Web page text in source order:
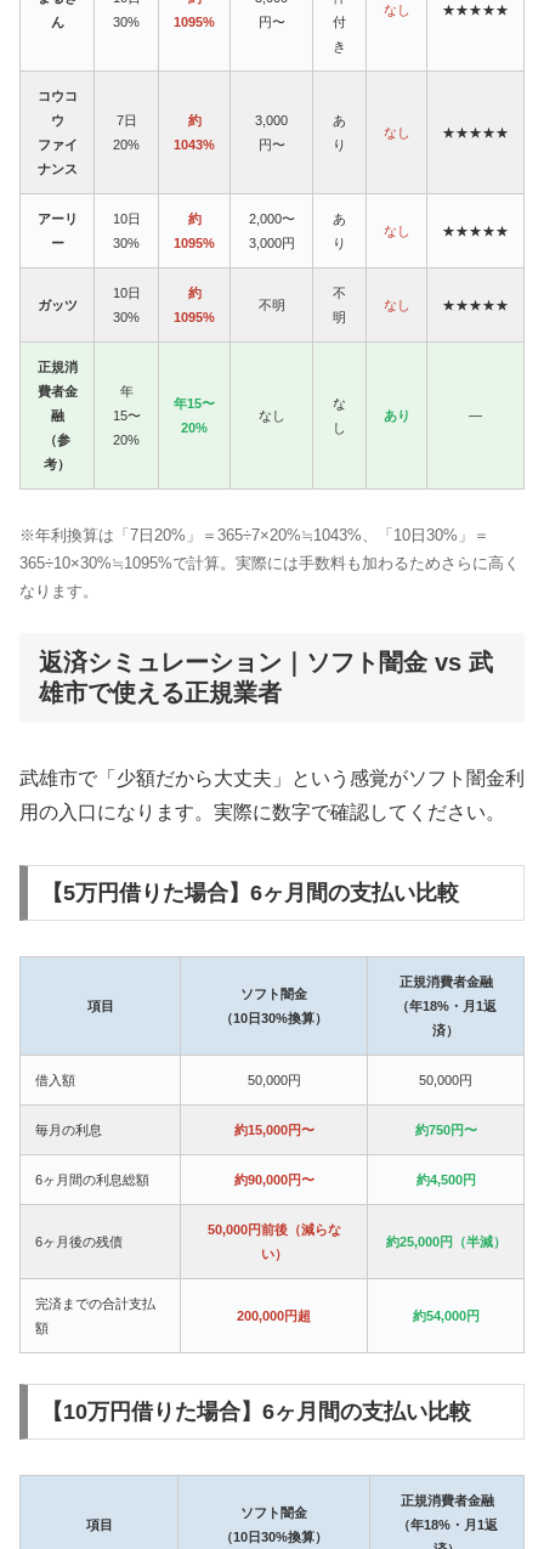
ん
30%
1095%
円〜
付
き
なし ★★★★★
コウコ
ウ
ファイ
ナンス
7日
20%
約
1043%
3,000
円〜
あ
り
なし ★★★★★
アーリ
ー
10日
30%
約
1095%
2,000〜
3,000円
あ
り
なし ★★★★★
ガッツ
10日
30%
約
1095%
不明
不
明
なし ★★★★★
正規消
費者金
融
（参
考）
年
15〜
20%
年15〜
20%
なし
な
し
あり —
※年利換算は「7日20%」＝365÷7×20%≒1043%、「10日30%」＝
365÷10×30%≒1095%で計算。実際には手数料も加わるためさらに高く
なります。
返済シミュレーション｜ソフト闇金 vs 武
雄市で使える正規業者
武雄市で「少額だから大丈夫」という感覚がソフト闇金利
用の入口になります。実際に数字で確認してください。
【5万円借りた場合】6ヶ月間の支払い比較
項目
ソフト闇金
（10日30%換算）
正規消費者金融
（年18%・月1返
済）
借入額 50,000円 50,000円
毎月の利息 約15,000円〜 約750円〜
6ヶ月間の利息総額 約90,000円〜 約4,500円
6ヶ月後の残債
50,000円前後（減らな
い）
約25,000円（半減）
完済までの合計支払
額
200,000円超 約54,000円
【10万円借りた場合】6ヶ月間の支払い比較
項目
ソフト闇金
（10日30%換算）
正規消費者金融
（年18%・月1返